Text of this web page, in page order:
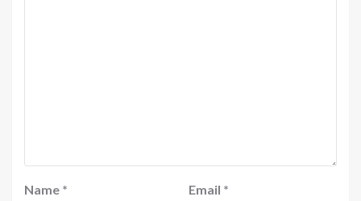
Name * Email *